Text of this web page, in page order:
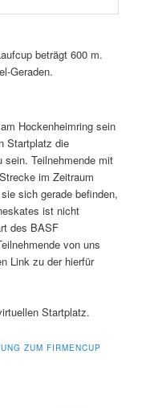
beträgt 600 m.
Geraden.
Hockenheimring sein
Startplatz die
Teilnehmende mit
im Zeitraum
sich gerade befinden,
ist nicht
des BASF
von uns
Link zu der hierfür
Startplatz.
ZUM FIRMENCUP